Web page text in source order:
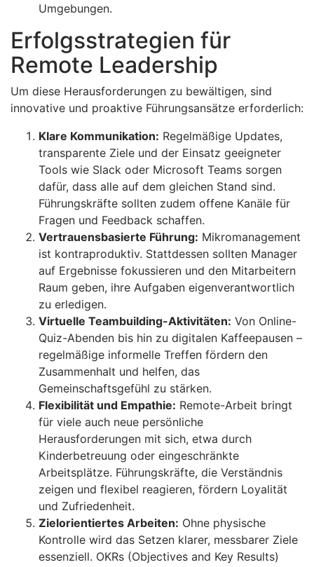
Umgebungen.
Erfolgsstrategien für
Remote Leadership
Um diese Herausforderungen zu bewältigen, sind
innovative und proaktive Führungsansätze erforderlich:
Klare Kommunikation: Regelmäßige Updates,
transparente Ziele und der Einsatz geeigneter
Tools wie Slack oder Microsoft Teams sorgen
dafür, dass alle auf dem gleichen Stand sind.
Führungskräfte sollten zudem offene Kanäle für
Fragen und Feedback schaffen.
Vertrauensbasierte Führung: Mikromanagement
ist kontraproduktiv. Stattdessen sollten Manager
auf Ergebnisse fokussieren und den Mitarbeitern
Raum geben, ihre Aufgaben eigenverantwortlich
zu erledigen.
Virtuelle Teambuilding-Aktivitäten: Von Online-
Quiz-Abenden bis hin zu digitalen Kaffeepausen –
regelmäßige informelle Treffen fördern den
Zusammenhalt und helfen, das
Gemeinschaftsgefühl zu stärken.
Flexibilität und Empathie: Remote-Arbeit bringt
für viele auch neue persönliche
Herausforderungen mit sich, etwa durch
Kinderbetreuung oder eingeschränkte
Arbeitsplätze. Führungskräfte, die Verständnis
zeigen und flexibel reagieren, fördern Loyalität
und Zufriedenheit.
Zielorientiertes Arbeiten: Ohne physische
Kontrolle wird das Setzen klarer, messbarer Ziele
essenziell. OKRs (Objectives and Key Results)